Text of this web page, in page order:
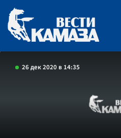
26 дек 2020 в 14:35